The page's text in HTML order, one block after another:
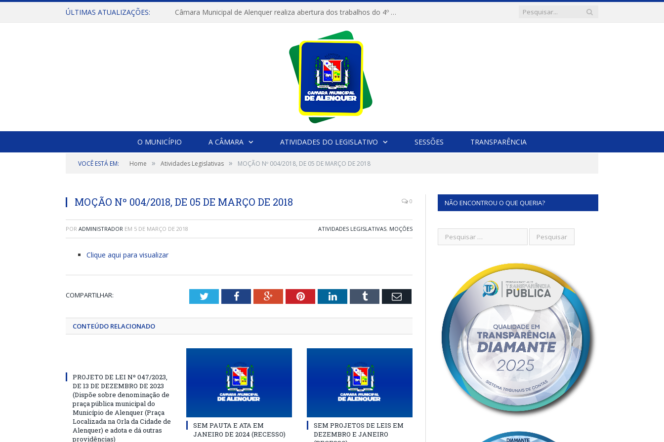
ÚLTIMAS ATUALIZAÇÕES: Câmara Municipal de Alenquer realiza abertura dos trabalhos do 4º Período Legislativo
O MUNICÍPIO A CÂMARA ATIVIDADES DO LEGISLATIVO SESSÕES TRANSPARÊNCIA
VOCÊ ESTÁ EM: Home » Atividades Legislativas » MOÇÃO Nº 004/2018, DE 05 DE MARÇO DE 2018
MOÇÃO Nº 004/2018, DE 05 DE MARÇO DE 2018 0
POR ADMINISTRADOR EM 5 DE MARÇO DE 2018 ATIVIDADES LEGISLATIVAS, MOÇÕES
Clique aqui para visualizar
COMPARTILHAR: TwitterFacebookGoogle+PinterestLinkedInTumblr Email
CONTEÚDO RELACIONADO
PROJETO DE LEI Nº 047/2023,
DE 13 DE DEZEMBRO DE 2023
(Dispõe sobre denominação de
praça pública municipal do
Município de Alenquer (Praça
Localizada na Orla da Cidade de
Alenquer) e adota e dá outras
providências)
SEM PAUTA E ATA EM
JANEIRO DE 2024 (RECESSO)
SEM PROJETOS DE LEIS EM
DEZEMBRO E JANEIRO
NÃO ENCONTROU O QUE QUERIA?